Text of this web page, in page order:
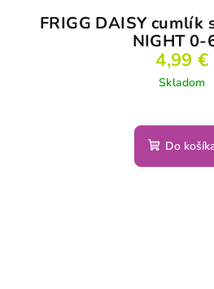
FRIGG DAISY cumlík
NIGHT 0-
4,99 €
Skladom
Do